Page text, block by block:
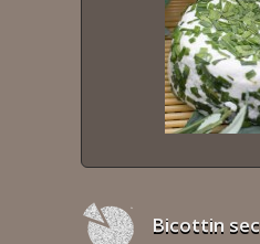
Bicottin sec